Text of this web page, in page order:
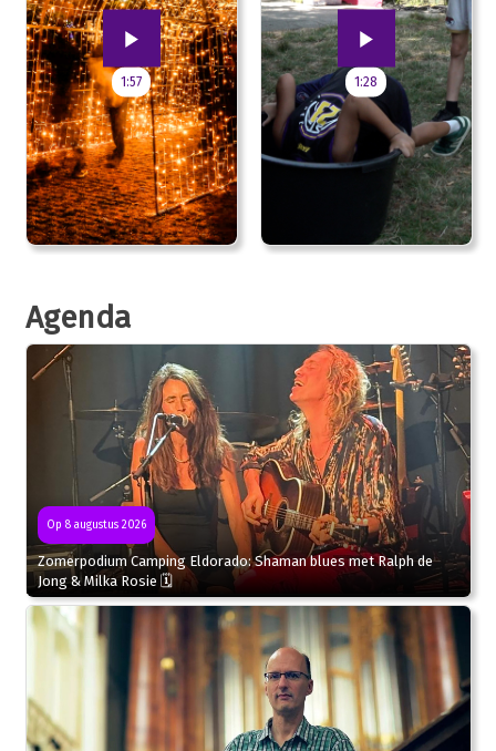
1:57 1:28
Agenda
Op 8 augustus 2026
Zomerpodium Camping Eldorado: Shaman blues met Ralph de
Jong & Milka Rosie 🗓